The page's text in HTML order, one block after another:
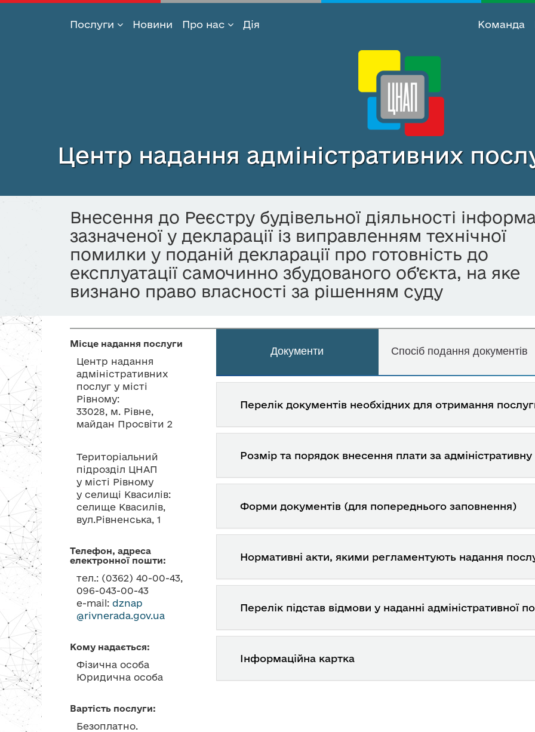
Послуги Новини Про нас Дія Команда
Центр надання адміністративних
Внесення до Реєстру будівельної діяльності
зазначеної у декларації із виправленням технічної
помилки у поданій декларації про готовність до
експлуатації самочинно збудованого об’єкта, на яке
визнано право власності за рішенням суду
Місце надання послуги
Центр надання
адміністративних
послуг у місті
Рівному:
33028, м. Рівне,
майдан Просвіти 2
Територіальний
підрозділ ЦНАП
у місті Рівному
у селищі Квасилів:
селище Квасилів,
вул.Рівненська, 1
Телефон, адреса
електронної пошти:
тел.: (0362) 40-00-43,
096-043-00-43
e-mail: dznap
@rivnerada.gov.ua
Кому надається:
Фізична особа
Юридична особа
Вартість послуги:
Безоплатно.
Документи Спосіб подання документів
Перелік документів необхідних для отримання
Розмір та порядок внесення плати за
Форми документів (для попереднього заповнення)
Нормативні акти, якими регламентують надання
Перелік підстав відмови у наданні адміністративної
Інформаційна картка